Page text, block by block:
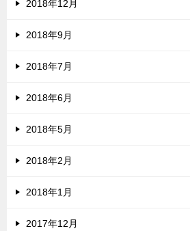
2018年12月
2018年9月
2018年7月
2018年6月
2018年5月
2018年2月
2018年1月
2017年12月